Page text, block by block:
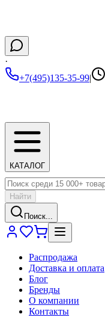
·
+7(495)135-35-99|
КАТАЛОГ
Найти
Поиск...
Распродажа
Доставка и оплата
Блог
Бренды
О компании
Контакты